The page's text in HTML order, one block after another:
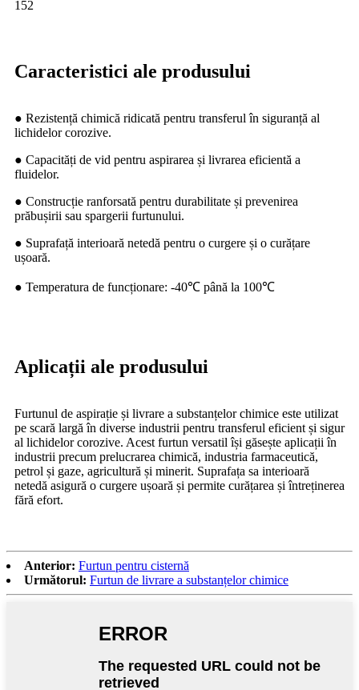
152
Caracteristici ale produsului
● Rezistență chimică ridicată pentru transferul în siguranță al
lichidelor corozive.
● Capacități de vid pentru aspirarea și livrarea eficientă a
fluidelor.
● Construcție ranforsată pentru durabilitate și prevenirea
prăbușirii sau spargerii furtunului.
● Suprafață interioară netedă pentru o curgere și o curățare
ușoară.
● Temperatura de funcționare: -40℃ până la 100℃
Aplicații ale produsului
Furtunul de aspirație și livrare a substanțelor chimice este utilizat
pe scară largă în diverse industrii pentru transferul eficient și sigur
al lichidelor corozive. Acest furtun versatil își găsește aplicații în
industrii precum prelucrarea chimică, industria farmaceutică,
petrol și gaze, agricultură și minerit. Suprafața sa interioară
netedă asigură o curgere ușoară și permite curățarea și întreținerea
fără efort.
Anterior: Furtun pentru cisternă
Următorul: Furtun de livrare a substanțelor chimice